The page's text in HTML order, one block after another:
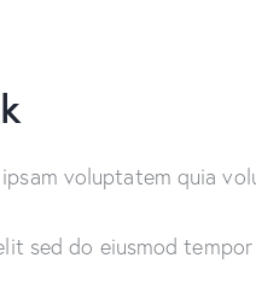
voluptatem quia
sed do eiusmod